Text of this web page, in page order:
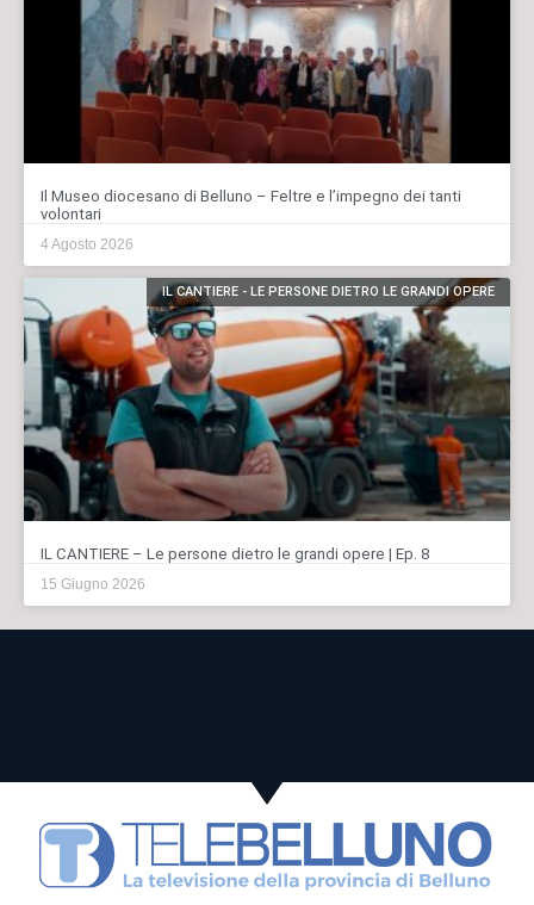
Il Museo diocesano di Belluno – Feltre e l’impegno dei tanti
volontari
4 Agosto 2026
IL CANTIERE - LE PERSONE DIETRO LE GRANDI OPERE
IL CANTIERE – Le persone dietro le grandi opere | Ep. 8
15 Giugno 2026